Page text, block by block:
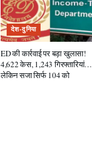
देश-दुनिया
ED की कार्रवाई पर बड़ा खुलासा!
4,622 केस, 1,243 गिरफ्तारियां…
लेकिन सजा सिर्फ 104 को